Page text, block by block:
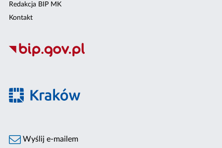
Redakcja BIP MK
Kontakt
Wyślij e-mailem